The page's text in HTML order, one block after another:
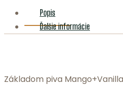
0,75l
Popis
Ďalšie informácie
Základom piva